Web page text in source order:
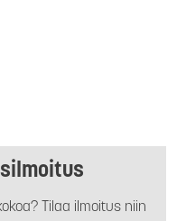
Tilaa ilmoitus niin